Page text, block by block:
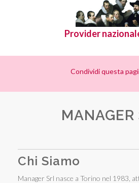
Provider
Condividi questa
MANAGER
Chi Siamo
Manager Srl nasce a Torino nel 1983,